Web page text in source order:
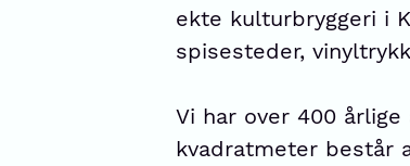
ekte kulturbryggeri i
spisesteder,
Vi har over 400 årlige
kvadratmeter består